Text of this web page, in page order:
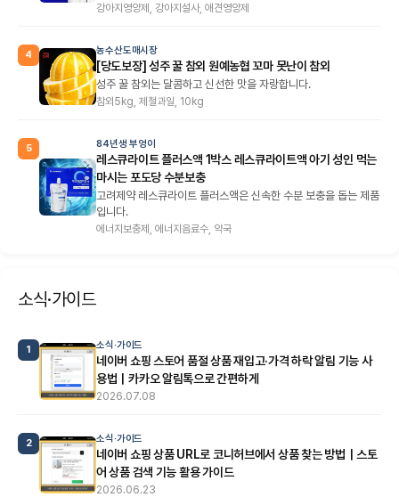
강아지영양제, 강아지설사, 애견영양제
4 농수산도매시장
[당도보장] 성주 꿀 참외 원예농협 꼬마 못난이 참외
성주 꿀 참외는 달콤하고 신선한 맛을 자랑합니다.
참외5kg, 제철과일, 10kg
5 84년생 부엉이
레스큐라이트 플러스액 1박스 레스큐라이트액 아기 성인 먹는
마시는 포도당 수분보충
고려제약 레스큐라이트 플러스액은 신속한 수분 보충을 돕는 제품
입니다.
에너지보충제, 에너지음료수, 약국
소식·가이드
1 소식·가이드
네이버 쇼핑 스토어 품절 상품 재입고·가격 하락 알림 기능 사
용법｜카카오 알림톡으로 간편하게
2026.07.08
2 소식·가이드
네이버 쇼핑 상품 URL로 코니허브에서 상품 찾는 방법｜스토
어 상품 검색 기능 활용 가이드
2026.06.23